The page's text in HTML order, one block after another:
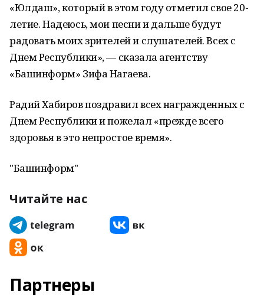
«Юлдаш», который в этом году отметил свое 20-
летие. Надеюсь, мои песни и дальше будут
радовать моих зрителей и слушателей. Всех с
Днем Республики», — сказала агентству
«Башинформ» Зифа Нагаева.
Радий Хабиров поздравил всех награжденных с
Днем Республики и пожелал «прежде всего
здоровья в это непростое время».
"Башинформ"
Читайте нас
Партнеры